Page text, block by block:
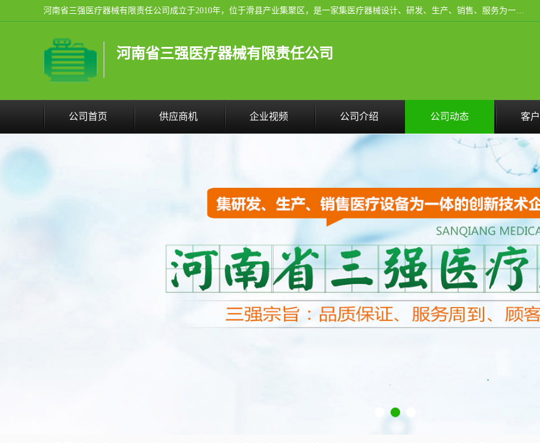
河南省三强医疗器械有限责任公司成立于2010年，位于滑县产业集聚区，是一家集医疗器械设计、研发、生产、销售、服务为一体的现代化高新技术企业。企业园区占地11.8万余平方米，设计建筑面积约13万平方米，总投资约5亿元，主要产品涵盖了清洗灭菌设备、消毒供应室整体配套方案、净化装修、洗消追溯系统、婴儿洗浴系统、物流仓储系统等6大板块。
河南省三强医疗器械有限责任公司
公司首页 供应商机 企业视频 公司介绍 公司动态 客